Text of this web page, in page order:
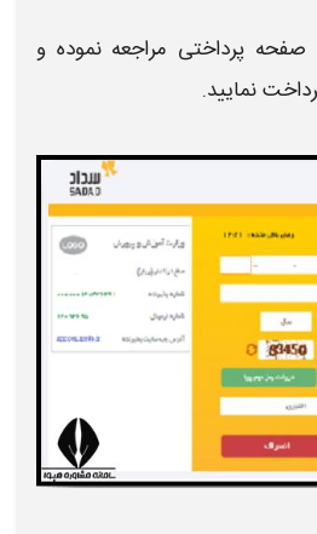
صفحه پرداختی مراجعه نموده و
نمایید.